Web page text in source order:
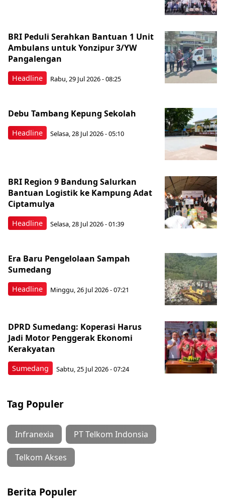
Headline
BRI Peduli Serahkan Bantuan 1 Unit
Ambulans untuk Yonzipur 3/YW
Pangalengan
Rabu, 29 Jul 2026 - 08:25
Headline
Debu Tambang Kepung Sekolah
Selasa, 28 Jul 2026 - 05:10
Headline
BRI Region 9 Bandung Salurkan
Bantuan Logistik ke Kampung Adat
Ciptamulya
Selasa, 28 Jul 2026 - 01:39
Headline
Era Baru Pengelolaan Sampah
Sumedang
Minggu, 26 Jul 2026 - 07:21
Sumedang
DPRD Sumedang: Koperasi Harus
Jadi Motor Penggerak Ekonomi
Kerakyatan
Sabtu, 25 Jul 2026 - 07:24
Tag Populer
Infranexia PT Telkom Indonsia
Telkom Akses
Berita Populer